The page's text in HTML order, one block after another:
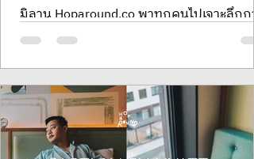
มิลาน Hoparound.co พาทุกคนไปเจาะลึกการ
รีวิวโรงแรมระดับตำนานที่นิยามคำว่า
แบบที่สุด ไม่ว่าจะเป็นงานดีไซน์ที่ประณีตหรื
ทำเลระดับ Iconic ข้าง Galleria พบกับ
สุนทรียภาพแห่งการพักผ่อนที่เหนือระดับใน
มหานครแห่งแฟชั่นที่นี่ที่เดียว Park Hyatt
Milan